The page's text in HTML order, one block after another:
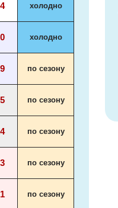
холодно
холодно
по сезону
по сезону
по сезону
по сезону
по сезону